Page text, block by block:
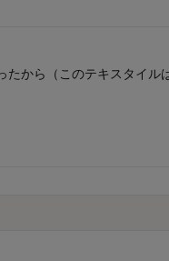
から（このテキスタイル